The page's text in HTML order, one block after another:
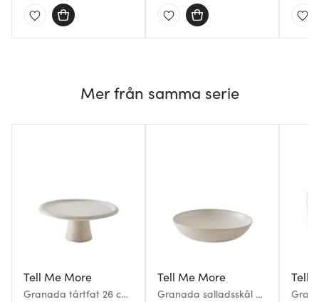
Mer från samma serie
Tell Me More
Granada tårtfat 26 cm
Tell Me More
Granada salladsskål M
Tell